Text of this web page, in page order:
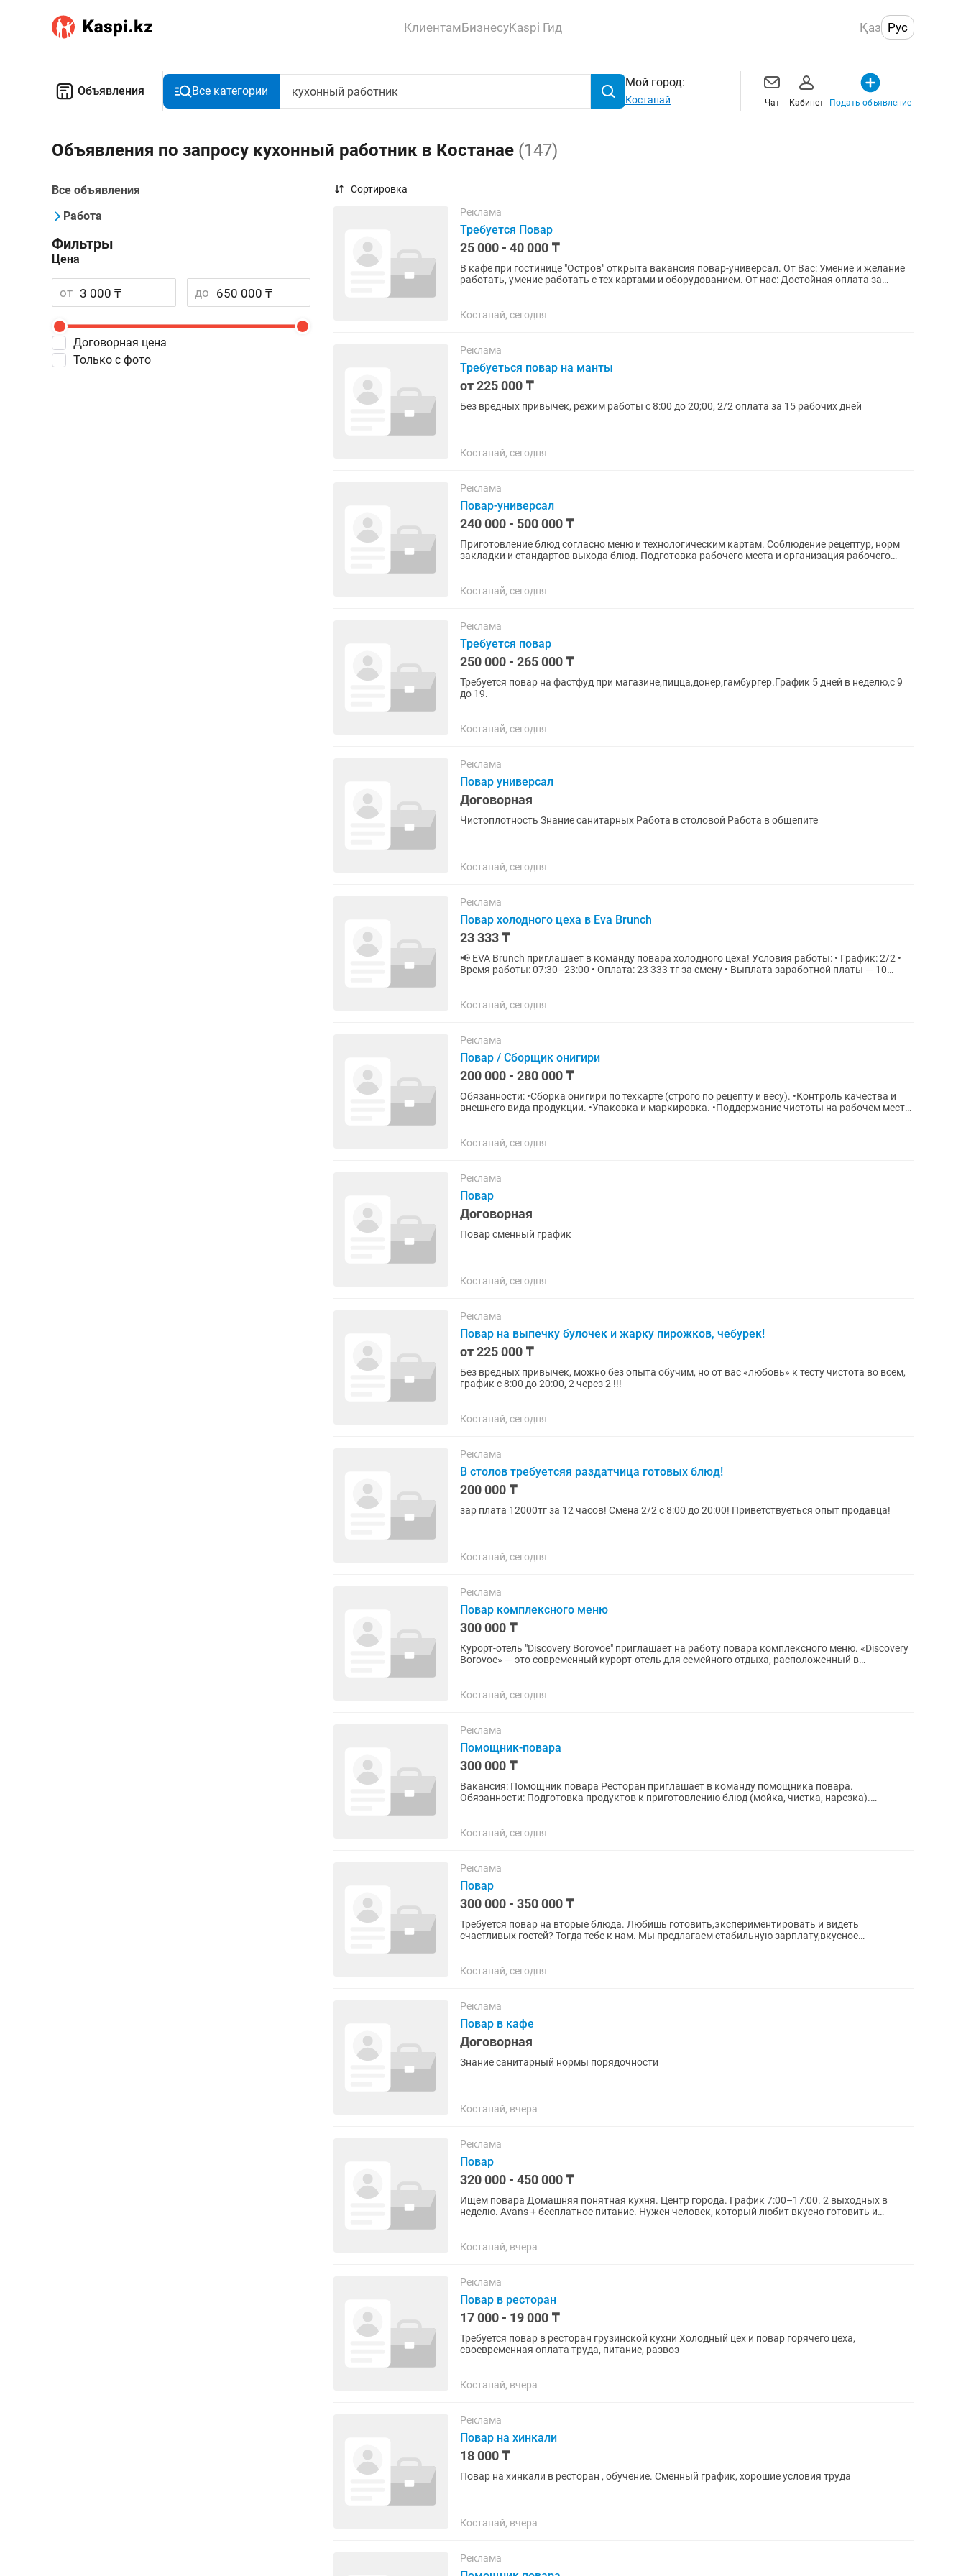
КлиентамБизнесуKaspi Гид Қаз Рус
Объявления Все категории
Мой город:
Костанай Чат Кабинет Подать объявление
Объявления по запросу кухонный работник в Костанае (147)
Все объявления
Работа
Фильтры
Цена
от до
Договорная цена
Только с фото
Сортировка
Реклама
Требуется Повар
25 000 - 40 000 ₸
В кафе при гостинице "Остров" открыта вакансия повар-универсал. От Вас: Умение и желание
работать, умение работать с тех картами и оборудованием. От нас: Достойная оплата за
Костанай, сегодня
Реклама
Требуеться повар на манты
от 225 000 ₸
Без вредных привычек, режим работы с 8:00 до 20;00, 2/2 оплата за 15 рабочих дней
Костанай, сегодня
Реклама
Повар-универсал
240 000 - 500 000 ₸
Приготовление блюд согласно меню и технологическим картам. Соблюдение рецептур, норм
закладки и стандартов выхода блюд. Подготовка рабочего места и организация рабочего
Костанай, сегодня
Реклама
Требуется повар
250 000 - 265 000 ₸
Требуется повар на фастфуд при магазине,пицца,донер,гамбургер.График 5 дней в неделю,с 9
до 19.
Костанай, сегодня
Реклама
Повар универсал
Договорная
Чистоплотность Знание санитарных Работа в столовой Работа в общепите
Костанай, сегодня
Реклама
Повар холодного цеха в Eva Brunch
23 333 ₸
📢 EVA Brunch приглашает в команду повара холодного цеха! Условия работы: • График: 2/2 •
Время работы: 07:30–23:00 • Оплата: 23 333 тг за смену • Выплата заработной платы — 10
Костанай, сегодня
Реклама
Повар / Сборщик онигири
200 000 - 280 000 ₸
Обязанности: •Сборка онигири по техкарте (строго по рецепту и весу). •Контроль качества и
внешнего вида продукции. •Упаковка и маркировка. •Поддержание чистоты на рабочем месте.
Костанай, сегодня
Реклама
Повар
Договорная
Повар сменный график
Костанай, сегодня
Реклама
Повар на выпечку булочек и жарку пирожков, чебурек!
от 225 000 ₸
Без вредных привычек, можно без опыта обучим, но от вас «любовь» к тесту чистота во всем,
график с 8:00 до 20:00, 2 через 2 !!!
Костанай, сегодня
Реклама
В столов требуетсяя раздатчица готовых блюд!
200 000 ₸
зар плата 12000тг за 12 часов! Смена 2/2 с 8:00 до 20:00! Приветствуеться опыт продавца!
Костанай, сегодня
Реклама
Повар комплексного меню
300 000 ₸
Курорт-отель "Discovery Borovoe" приглашает на работу повара комплексного меню. «Discovery
Borovoe» — это современный курорт-отель для семейного отдыха, расположенный в
Костанай, сегодня
Реклама
Помощник-повара
300 000 ₸
Вакансия: Помощник повара Ресторан приглашает в команду помощника повара.
Обязанности: Подготовка продуктов к приготовлению блюд (мойка, чистка, нарезка).
Костанай, сегодня
Реклама
Повар
300 000 - 350 000 ₸
Требуется повар на вторые блюда. Любишь готовить,экспериментировать и видеть
счастливых гостей? Тогда тебе к нам. Мы предлагаем стабильную зарплату,вкусное
Костанай, сегодня
Реклама
Повар в кафе
Договорная
Знание санитарный нормы порядочности
Костанай, вчера
Реклама
Повар
320 000 - 450 000 ₸
Ищем повара Домашняя понятная кухня. Центр города. График 7:00–17:00. 2 выходных в
неделю. Аvans + бесплатное питание. Нужен человек, который любит вкусно готовить и
Костанай, вчера
Реклама
Повар в ресторан
17 000 - 19 000 ₸
Требуется повар в ресторан грузинской кухни Холодный цех и повар горячего цеха,
своевременная оплата труда, питание, развоз
Костанай, вчера
Реклама
Повар на хинкали
18 000 ₸
Повар на хинкали в ресторан , обучение. Сменный график, хорошие условия труда
Костанай, вчера
Реклама